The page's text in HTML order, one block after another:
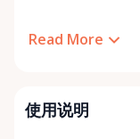
Read More
使用说明